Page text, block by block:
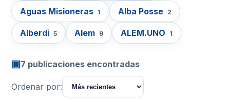
Aguas Misioneras 1 Alba Posse 2
Alberdi 5 Alem 9 ALEM.UNO 1
▣7 publicaciones encontradas
Ordenar por: